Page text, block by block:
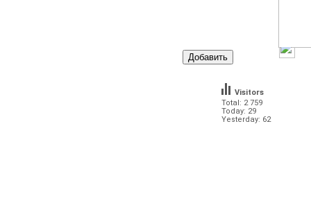
Total: 2 759
Today: 29
Yesterday: 62
Visitors